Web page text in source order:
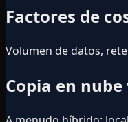
Factores de
Volumen de datos,
Copia en nube